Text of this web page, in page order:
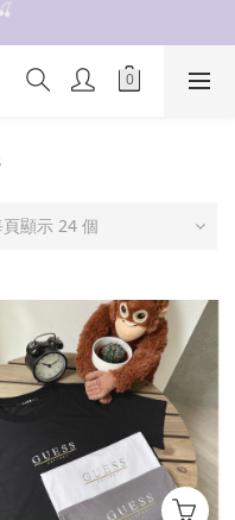
點我看全部
$299🧊🧊
顯示 24 個